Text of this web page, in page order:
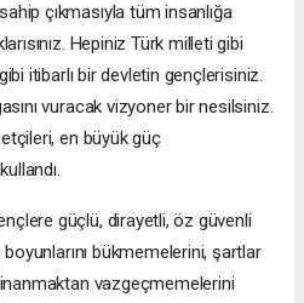
çıkmasıyla tüm insanlığa
Hepiniz Türk milleti gibi
itibarlı bir devletin gençlerisiniz.
vuracak vizyoner bir nesilsiniz.
en büyük güç
güçlü, dirayetli, öz güvenli
boyunlarını bükmemelerini, şartlar
vazgeçmemelerini